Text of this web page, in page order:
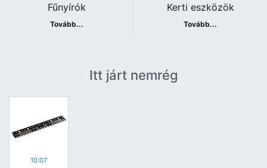
Fűnyírók
Tovább...
Kerti eszközök
Tovább...
Itt járt nemrég
10:07